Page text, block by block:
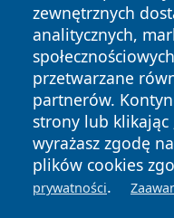
zewnętrznych
analitycznych,
przetwarzane
partnerów.
strony lub klikając
wyrażasz zgodę
plików cookies
prywatności.
Copyright © 2026
zastrzeżone.
News Autorzy